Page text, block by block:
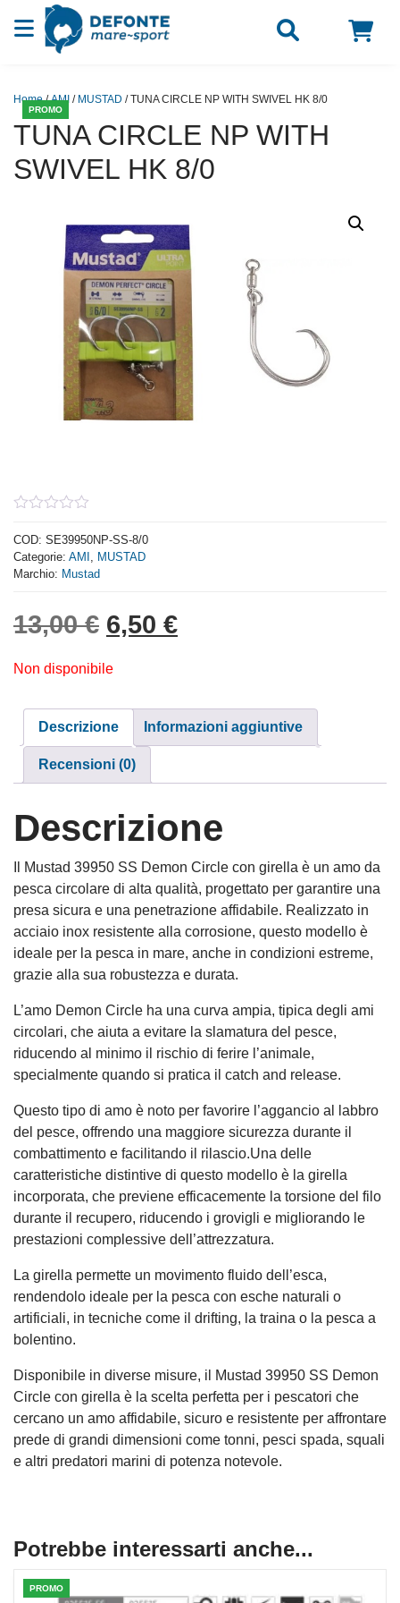
Vai al contenuto
PROMO
Home/AMI / MUSTAD / TUNA CIRCLE NP WITH SWIVEL HK 8/0
TUNA CIRCLE NP WITH
SWIVEL HK 8/0
out
of
5
COD: SE39950NP-SS-8/0
Categorie: AMI
MUSTAD
Marchio: Mustad
13,00€ Il prezzo originale era:
6,50 €Il prezzo attuale
Non disponibile
Descrizione Informazioni aggiuntive
Recensioni (0)
Descrizione
Il Mustad 39950 SS Demon Circle con girella è un amo da
pesca circolare di alta qualità, progettato per garantire una
presa sicura e una penetrazione affidabile. Realizzato in
acciaio inox resistente alla corrosione, questo modello è
ideale per la pesca in mare, anche in condizioni estreme,
grazie alla sua robustezza e durata.
L’amo Demon Circle ha una curva ampia, tipica degli ami
circolari, che aiuta a evitare la slamatura del pesce,
riducendo al minimo il rischio di ferire l’animale,
specialmente quando si pratica il catch and release.
Questo tipo di amo è noto per favorire l’aggancio al labbro
del pesce, offrendo una maggiore sicurezza durante il
combattimento e facilitando il rilascio.Una delle
caratteristiche distintive di questo modello è la girella
incorporata, che previene efficacemente la torsione del filo
durante il recupero, riducendo i grovigli e migliorando le
prestazioni complessive dell’attrezzatura.
La girella permette un movimento fluido dell’esca,
rendendolo ideale per la pesca con esche naturali o
artificiali, in tecniche come il drifting, la traina o la pesca a
bolentino.
Disponibile in diverse misure, il Mustad 39950 SS Demon
Circle con girella è la scelta perfetta per i pescatori che
cercano un amo affidabile, sicuro e resistente per affrontare
prede di grandi dimensioni come tonni, pesci spada, squali
e altri predatori marini di potenza notevole.
Potrebbe interessarti anche...
PROMO